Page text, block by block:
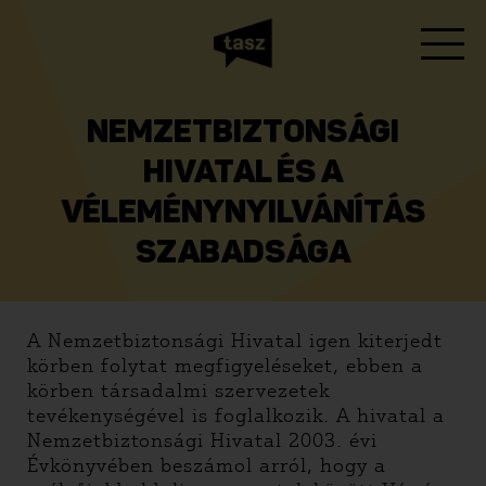
NEMZETBIZTONSÁGI
HIVATAL ÉS A
VÉLEMÉNYNYILVÁNÍTÁS
SZABADSÁGA
A Nemzetbiztonsági Hivatal igen kiterjedt
körben folytat megfigyeléseket, ebben a
körben társadalmi szervezetek
tevékenységével is foglalkozik. A hivatal a
Nemzetbiztonsági Hivatal 2003. évi
Évkönyvében beszámol arról, hogy a